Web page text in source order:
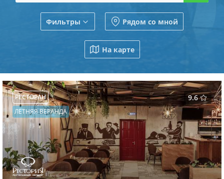
Фильтры Рядом со мной
На карте
9.6
РЕСТОРАН
ЛЕТНЯЯ ВЕРАНДА